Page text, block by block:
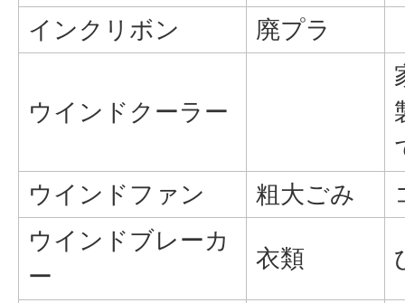
インクリボン
廃プラ
ウインドクーラー
ウインドファン
粗大ごみ
ウインドブレーカ
ー
衣類